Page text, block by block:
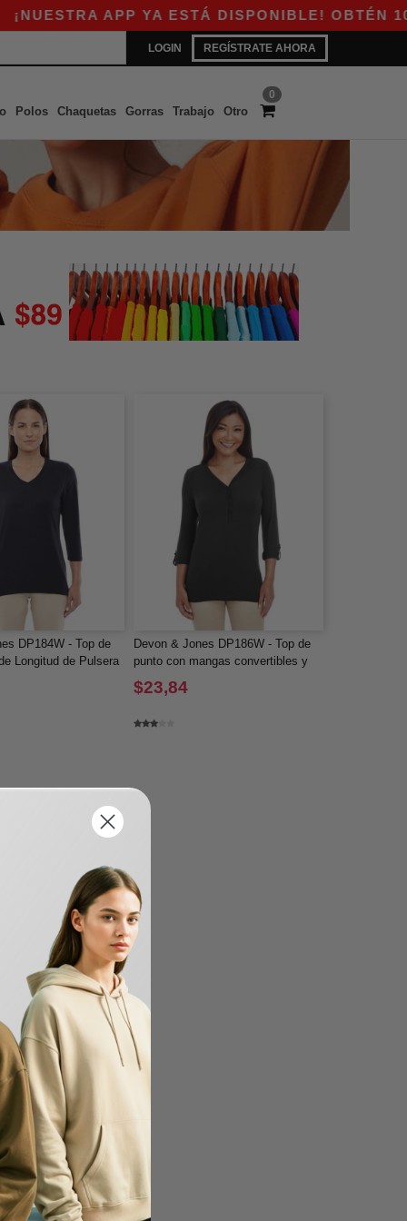
APP YA ESTÁ DISPONIBLE! OBTÉN 10$
LOGIN REGÍSTRATE AHORA
0
Polos Chaquetas Gorras Trabajo Otro
DP184W - Top de
Longitud de Pulsera
Devon & Jones DP186W - Top de
punto con mangas convertibles y
escote en Y Perfect Fit para damas
$23,84